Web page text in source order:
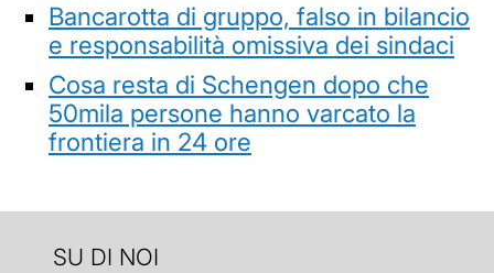
Bancarotta di gruppo, falso in bilancio
e responsabilità omissiva dei sindaci
Cosa resta di Schengen dopo che
50mila persone hanno varcato la
frontiera in 24 ore
SU DI NOI